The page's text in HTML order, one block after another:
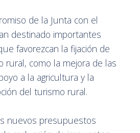
de la Junta con el
destinado importantes
favorezcan la fijación de
rural, como la mejora de las
a la agricultura y la
del turismo rural.
nuevos presupuestos